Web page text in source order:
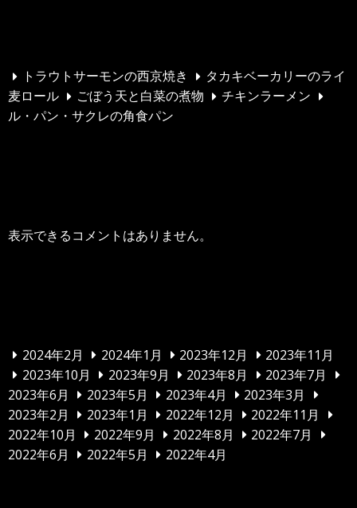
トラウトサーモンの西京焼き
タカキベーカリーのライ
麦ロール
ごぼう天と白菜の煮物
チキンラーメン
ル・パン・サクレの角食パン
表示できるコメントはありません。
2024年2月 2024年1月 2023年12月
2023年11月
2023年10月
2023年9月 2023年8月
2023年7月
2023年6月
2023年5月 2023年4月
2023年3月
2023年2月
2023年1月 2022年12月
2022年11月
2022年10月
2022年9月 2022年8月
2022年7月
2022年6月
2022年5月 2022年4月